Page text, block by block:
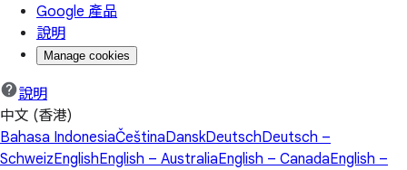
Google 產品
說明
Manage cookies
說明
中文 (香港)
Bahasa IndonesiaČeštinaDanskDeutschDeutsch –
SchweizEnglishEnglish – AustraliaEnglish – CanadaEnglish –